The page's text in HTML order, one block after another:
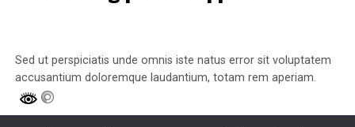
Sed ut perspiciatis unde omnis iste natus error sit voluptatem
accusantium doloremque laudantium, totam rem aperiam.